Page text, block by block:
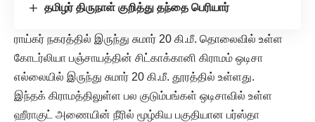
தமிழர் திருநாள் குறித்து தந்தை பெரியார்
ராய்கர் நகரத்தில் இருந்து சுமார் 20 கி.மீ. தொலைவில் உள்ள
கோடர்லியா பஞ்சாயத்தின் சிட்காக்கானி கிராமம் ஒடிசா
எல்லையில் இருந்து சுமார் 20 கி.மீ. தூரத்தில் உள்ளது.
இந்தக் கிராமத்திலுள்ள பல குடும்பங்கள் ஒடிசாவில் உள்ள
ஹீராகுட் அணையின் நீரில் மூழ்கிய பகுதியான பர்ஸ்தா